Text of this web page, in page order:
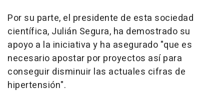
Por su parte, el presidente de esta sociedad
científica, Julián Segura, ha demostrado su
apoyo a la iniciativa y ha asegurado "que es
necesario apostar por proyectos así para
conseguir disminuir las actuales cifras de
hipertensión".